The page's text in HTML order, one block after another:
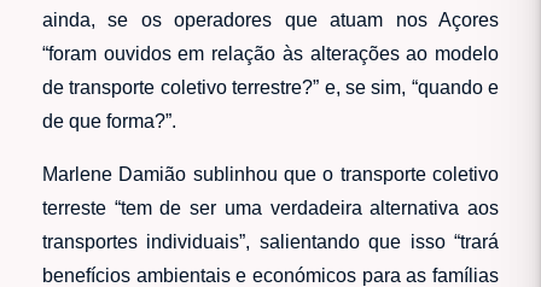
ainda, se os operadores que atuam nos Açores
“foram ouvidos em relação às alterações ao modelo
de transporte coletivo terrestre?” e, se sim, “quando e
de que forma?”.
Marlene Damião sublinhou que o transporte coletivo
terreste “tem de ser uma verdadeira alternativa aos
transportes individuais”, salientando que isso “trará
benefícios ambientais e económicos para as famílias